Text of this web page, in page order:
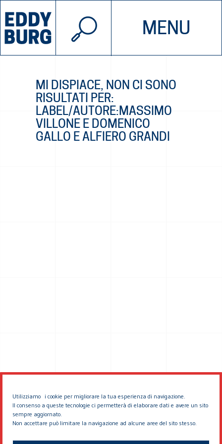
Utilizziamo i cookie per migliorare la tua esperienza di navigazione.
Il consenso a queste tecnologie ci permetterà di elaborare dati e avere un sito
sempre aggiornato.
Non accettare può limitare la navigazione ad alcune aree del sito stesso.
MENU
INIZIATIVE CHI SIAMO
SOSTIENICI CONTATTACI
© 2026 EDDYBURG
MI DISPIACE, NON CI SONO
RISULTATI PER:
LABEL/AUTORE:MASSIMO
VILLONE E DOMENICO
GALLO E ALFIERO GRANDI